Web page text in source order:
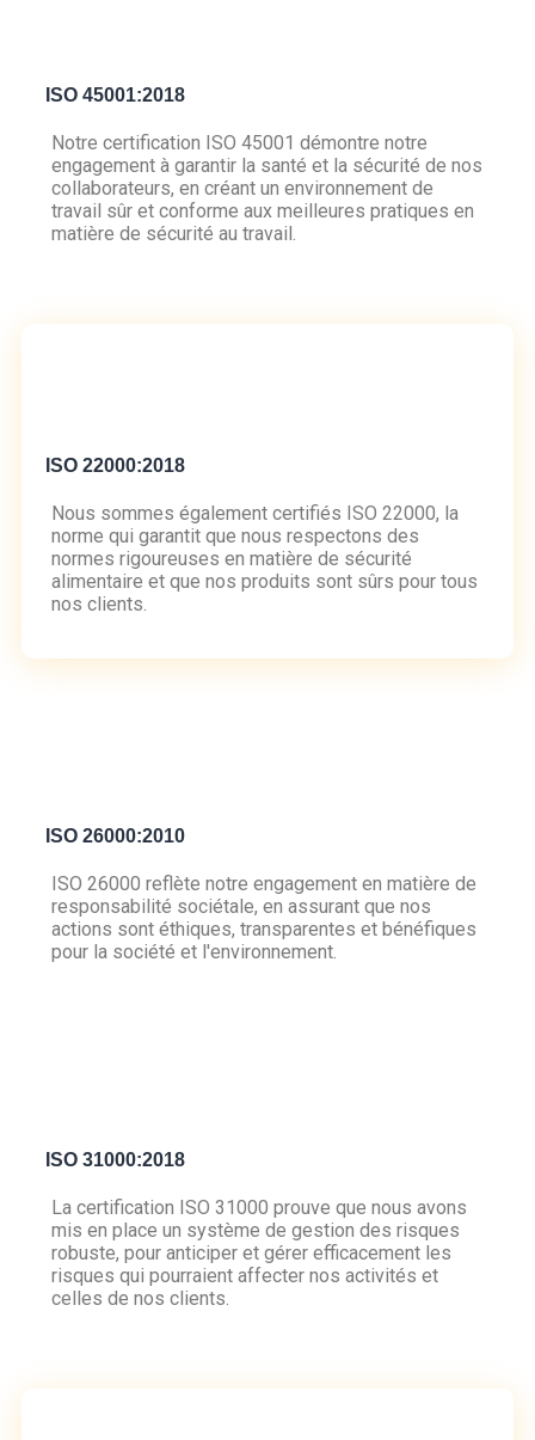
ISO 45001:2018
Notre certification ISO 45001 démontre notre
engagement à garantir la santé et la sécurité de nos
collaborateurs, en créant un environnement de
travail sûr et conforme aux meilleures pratiques en
matière de sécurité au travail.
ISO 22000:2018
Nous sommes également certifiés ISO 22000, la
norme qui garantit que nous respectons des
normes rigoureuses en matière de sécurité
alimentaire et que nos produits sont sûrs pour tous
nos clients.
ISO 26000:2010
ISO 26000 reflète notre engagement en matière de
responsabilité sociétale, en assurant que nos
actions sont éthiques, transparentes et bénéfiques
pour la société et l'environnement.
ISO 31000:2018
La certification ISO 31000 prouve que nous avons
mis en place un système de gestion des risques
robuste, pour anticiper et gérer efficacement les
risques qui pourraient affecter nos activités et
celles de nos clients.